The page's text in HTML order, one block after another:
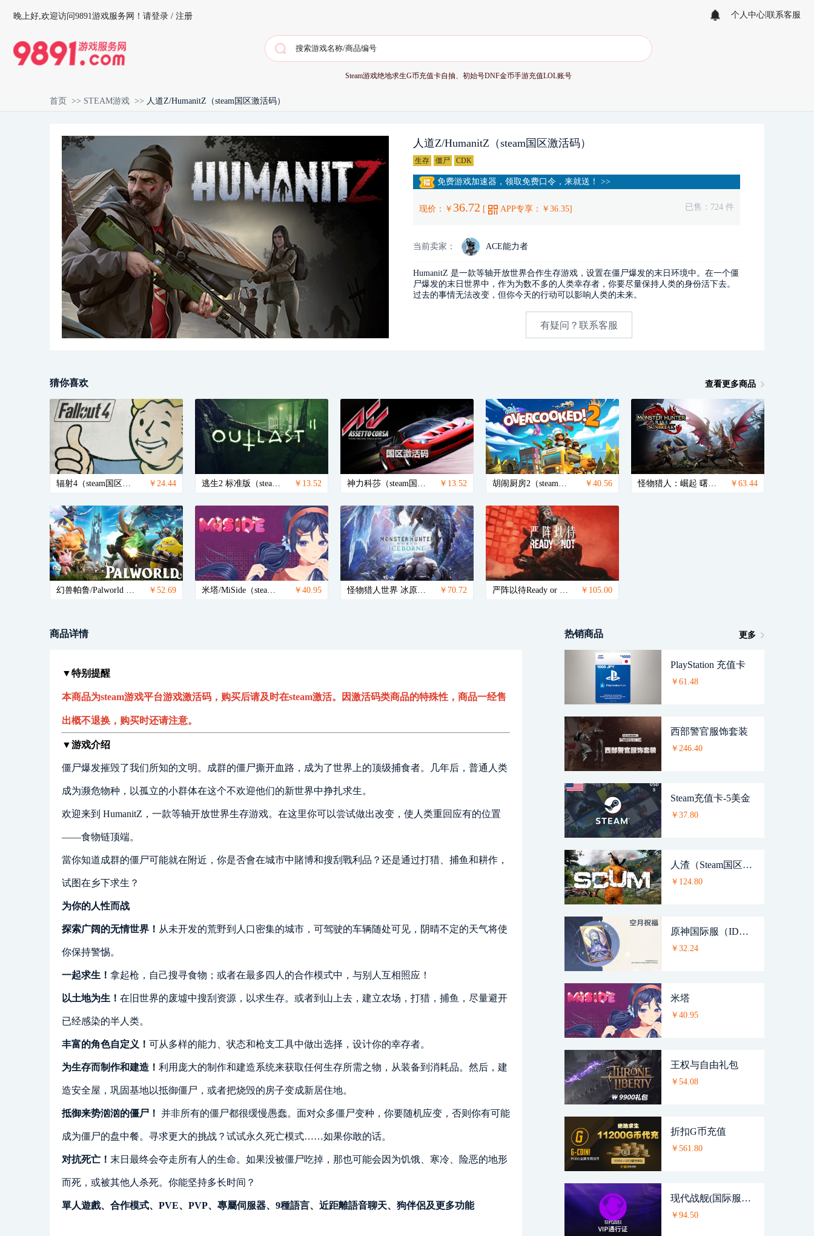
晚上好,欢迎访问9891游戏服务网！ 请登录 / 注册 个人中心 联系客服
Steam游戏绝地求生G币充值卡自抽、初始号DNF金币手游充值LOL账号
首页 >> STEAM游戏 >> 人道Z/HumanitZ（steam国区激活码）
人道Z/HumanitZ（steam国区激活码）
生存 僵尸 CDK
免费游戏加速器，领取免费口令，来就送！ >>
现价：￥ 36.72 [ APP专享：￥ 36.35] 已售： 724 件
当前卖家： ACE能力者
HumanitZ 是一款等轴开放世界合作生存游戏，设置在僵尸爆发的末日环境中。在一个僵
尸爆发的末日世界中，作为为数不多的人类幸存者，你要尽量保持人类的身份活下去。
过去的事情无法改变，但你今天的行动可以影响人类的未来。
有疑问？联系客服
猜你喜欢 查看更多商品
辐射4（steam国区激活码） ￥24.44 逃生2 标准版（steam国区激活码）/Outlast 2 ￥13.52 神力科莎（steam国区激活码） ￥13.52 胡闹厨房2（steam国区激活码） ￥40.56 怪物猎人：崛起 曙光DLC（steam国区激活码） ￥63.44
幻兽帕鲁/Palworld 标准版（steam账号） ￥52.69 米塔/MiSide（steam国区激活码） ￥40.95 怪物猎人世界 冰原大师（steam国区激活码） ￥70.72 严阵以待Ready or Not（Steam激活码） ￥105.00
商品详情
▼特别提醒
本商品为steam游戏平台游戏激活码，购买后请及时在steam激活。因激活码类商品的特殊性，商品一经售
出概不退换，购买时还请注意。
▼游戏介绍
僵尸爆发摧毁了我们所知的文明。成群的僵尸撕开血路，成为了世界上的顶级捕食者。几年后，普通人类
成为濒危物种，以孤立的小群体在这个不欢迎他们的新世界中挣扎求生。
欢迎来到 HumanitZ，一款等轴开放世界生存游戏。在这里你可以尝试做出改变，使人类重回应有的位置
——食物链顶端。
當你知道成群的僵尸可能就在附近，你是否會在城市中賭博和搜刮戰利品？还是通过打猎、捕鱼和耕作，
试图在乡下求生？
为你的人性而战
探索广阔的无情世界！ 从未开发的荒野到人口密集的城市，可驾驶的车辆随处可见，阴晴不定的天气将使
你保持警惕。
一起求生！ 拿起枪，自己搜寻食物；或者在最多四人的合作模式中，与别人互相照应！
以土地为生！ 在旧世界的废墟中搜刮资源，以求生存。或者到山上去，建立农场，打猎，捕鱼，尽量避开
已经感染的半人类。
丰富的角色自定义！ 可从多样的能力、状态和枪支工具中做出选择，设计你的幸存者。
为生存而制作和建造！ 利用庞大的制作和建造系统来获取任何生存所需之物，从装备到消耗品。然后，建
造安全屋，巩固基地以抵御僵尸，或者把烧毁的房子变成新居住地。
抵御来势汹汹的僵尸！ 并非所有的僵尸都很缓慢愚蠢。面对众多僵尸变种，你要随机应变，否则你有可能
成为僵尸的盘中餐。寻求更大的挑战？试试永久死亡模式……如果你敢的话。
对抗死亡！ 末日最终会夺走所有人的生命。如果没被僵尸吃掉，那也可能会因为饥饿、寒冷、险恶的地形
而死，或被其他人杀死。你能坚持多长时间？
單人遊戲、合作模式、PVE、PVP、專屬伺服器、9種語言、近距離語音聊天、狗伴侶及更多功能
热销商品 更多
PlayStation 充值卡
￥61.48
西部警官服饰套装
￥246.40
Steam充值卡-5美金
￥37.80
人渣（Steam国区激活码）SCUM
￥124.80
原神国际服（ID直充）
￥32.24
米塔
￥40.95
王权与自由礼包
￥54.08
折扣G币充值
￥561.80
现代战舰(国际服）_VIP通行证
￥94.50